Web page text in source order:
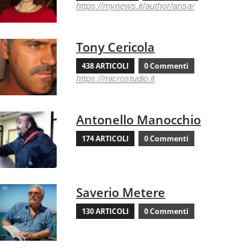
https://mynews.it/author/ansa/
Tony Cericola
438 ARTICOLI 0 Commenti
https://microstudio.it
Antonello Manocchio
174 ARTICOLI 0 Commenti
Saverio Metere
130 ARTICOLI 0 Commenti